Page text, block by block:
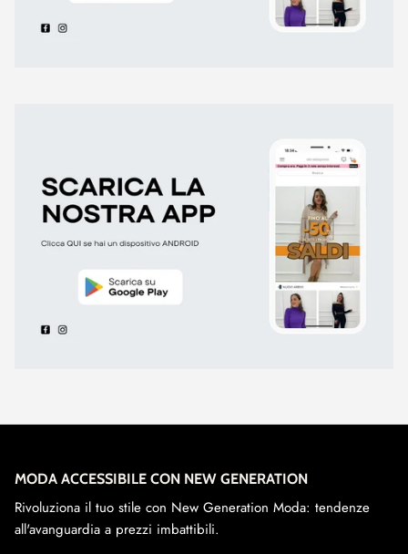
MODA ACCESSIBILE CON NEW GENERATION
Rivoluziona il tuo stile con New Generation Moda: tendenze
all'avanguardia a prezzi imbattibili.